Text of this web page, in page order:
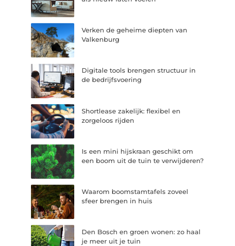
Verken de geheime diepten van
Valkenburg
Digitale tools brengen structuur in
de bedrijfsvoering
Shortlease zakelijk: flexibel en
zorgeloos rijden
Is een mini hijskraan geschikt om
een boom uit de tuin te verwijderen?
Waarom boomstamtafels zoveel
sfeer brengen in huis
Den Bosch en groen wonen: zo haal
je meer uit je tuin